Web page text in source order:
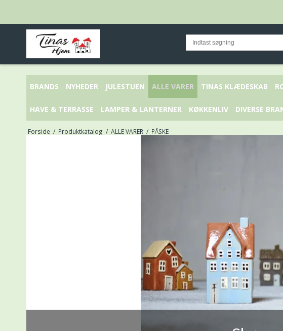
BRANDS NYHEDER JULESTUEN ALLE VARER TINAS KLÆDESKAB
HAVE & TERRASSE LAMPER & LANTERNER KØKKENLIV DIVERSE
Forside / Produktkatalog / ALLE VARER / PÅSKE